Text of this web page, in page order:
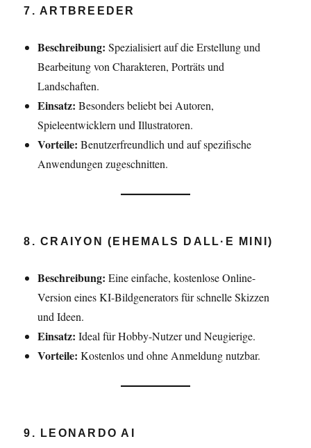
7. ARTBREEDER
Beschreibung: Spezialisiert auf die Erstellung und
Bearbeitung von Charakteren, Porträts und
Landschaften.
Einsatz: Besonders beliebt bei Autoren,
Spieleentwicklern und Illustratoren.
Vorteile: Benutzerfreundlich und auf spezifische
Anwendungen zugeschnitten.
8. CRAIYON (EHEMALS DALL·E MINI)
Beschreibung: Eine einfache, kostenlose Online-
Version eines KI-Bildgenerators für schnelle Skizzen
und Ideen.
Einsatz: Ideal für Hobby-Nutzer und Neugierige.
Vorteile: Kostenlos und ohne Anmeldung nutzbar.
9. LEONARDO AI